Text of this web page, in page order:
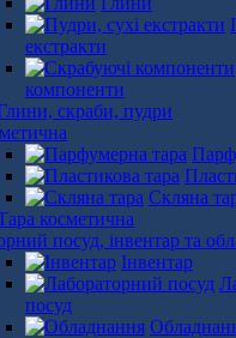
екстракти
компоненти
Скляна
посуд, інвентар та
Інвентар
посуд